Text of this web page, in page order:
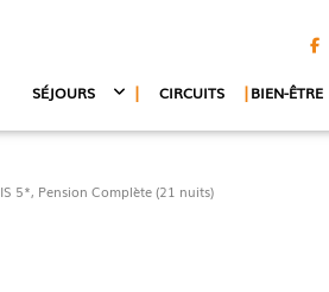
SÉJOURS | CIRCUITS |BIEN-ÊTRE
5*, Pension Complète (21 nuits)